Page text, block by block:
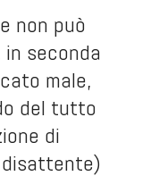
non può
seconda
male,
del tutto
di